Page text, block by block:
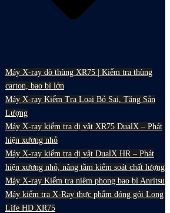
Máy X-ray dò thùng XR75 | Kiểm tra thùng
carton, bao bì lớn
Máy X-ray Kiểm Tra Loại Bỏ Sai, Tăng Sản
Lượng
Máy X-ray kiểm tra dị vật XR75 DualX – Phát
hiện xương nhỏ
Máy X-ray kiểm tra dị vật DualX HR – Phát
hiện xương nhỏ, nâng tầm kiểm soát chất lượng
Máy X-ray Kiểm tra niêm phong bao bì Anritsu
Máy kiểm tra X-Ray thực phẩm đóng gói Long
Life HD XR75